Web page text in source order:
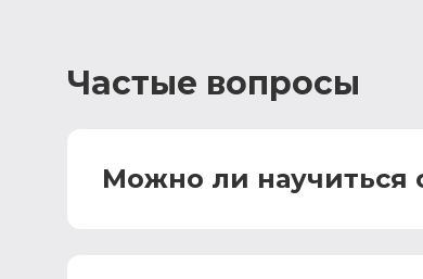
Частые вопросы
Можно ли научиться